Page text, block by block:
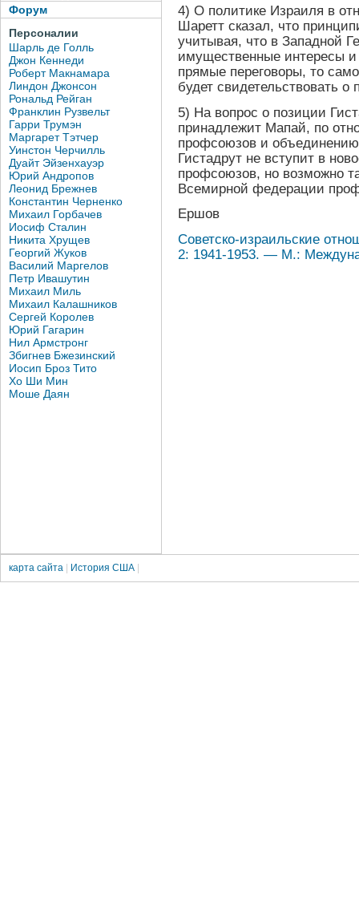
Форум
Персоналии
Шарль де Голль
Джон Кеннеди
Роберт Макнамара
Линдон Джонсон
Рональд Рейган
Франклин Рузвельт
Гарри Трумэн
Маргарет Тэтчер
Уинстон Черчилль
Дуайт Эйзенхауэр
Юрий Андропов
Леонид Брежнев
Константин Черненко
Михаил Горбачев
Иосиф Сталин
Никита Хрущев
Георгий Жуков
Василий Маргелов
Петр Ивашутин
Михаил Миль
Михаил Калашников
Сергей Королев
Юрий Гагарин
Нил Армстронг
Збигнев Бжезинский
Иосип Броз Тито
Хо Ши Мин
Моше Даян
4) О политике Израиля в
Шаретт сказал, что
учитывая, что в Западной
имущественные интересы и
прямые переговоры, то
будет свидетельствовать о
5) На вопрос о позиции
принадлежит Мапай, по
профсоюзов и объединению
Гистадрут не вступит в
профсоюзов, но возможно
Всемирной федерации
Ершов
Советско-израильские
2: 1941-1953. — М.:
карта сайта История США